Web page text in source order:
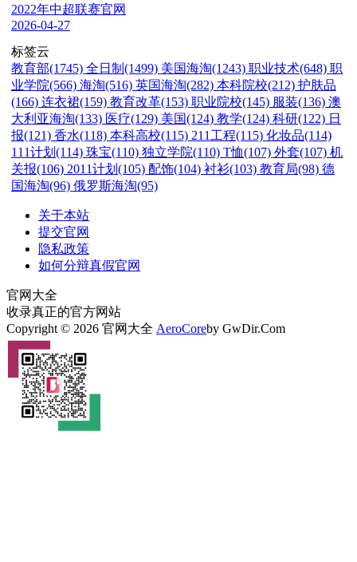
2022年中超联赛官网
2026-04-27
标签云
教育部(1745) 全日制(1499) 美国海淘(1243) 职业技术(648) 职
业学院(566) 海淘(516) 英国海淘(282) 本科院校(212) 护肤品
(166) 连衣裙(159) 教育改革(153) 职业院校(145) 服装(136) 澳
大利亚海淘(133) 医疗(129) 美国(124) 教学(124) 科研(122) 日
报(121) 香水(118) 本科高校(115) 211工程(115) 化妆品(114)
111计划(114) 珠宝(110) 独立学院(110) T恤(107) 外套(107) 机
关报(106) 2011计划(105) 配饰(104) 衬衫(103) 教育局(98) 德
国海淘(96) 俄罗斯海淘(95)
关于本站
提交官网
隐私政策
如何分辩真假官网
官网大全
收录真正的官方网站
Copyright © 2026 官网大全 AeroCoreby GwDir.Com